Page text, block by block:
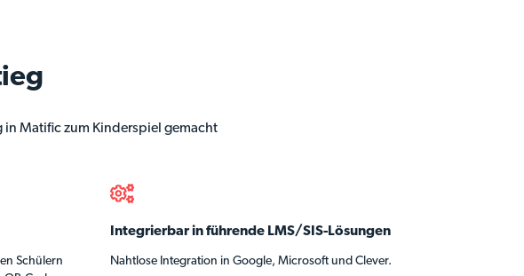
Matific zum Kinderspiel gemacht
Schülern
Integrierbar in führende LMS/SIS-Lösungen
Nahtlose Integration in Google, Microsoft und Clever.